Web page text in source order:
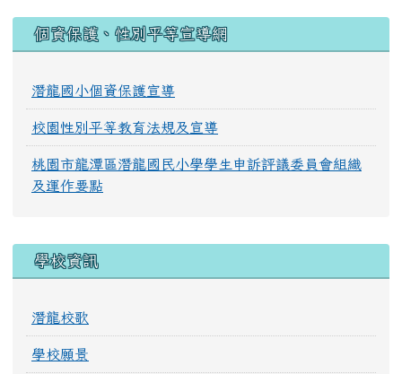
個資保護、性別平等宣導網
潛龍國小個資保護宣導
校園性別平等教育法規及宣導
桃園市龍潭區潛龍國民小學學生申訴評議委員會組織
及運作要點
學校資訊
潛龍校歌
學校願景